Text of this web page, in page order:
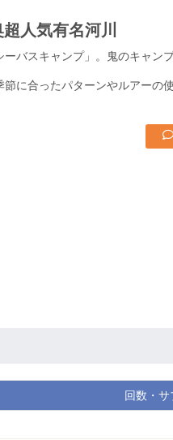
人気有名河川
バスキャンプ」。鬼のキャン
に合ったパターンやルアーの
回数・